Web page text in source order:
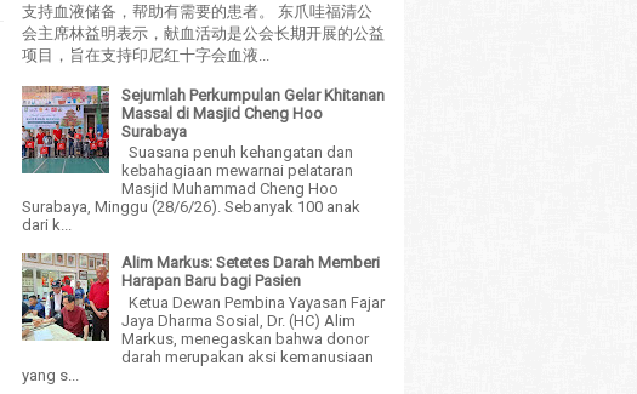
支持血液储备，帮助有需要的患者。 东爪哇福清公
会主席林益明表示，献血活动是公会长期开展的公益
项目，旨在支持印尼红十字会血液...
Sejumlah Perkumpulan Gelar Khitanan
Massal di Masjid Cheng Hoo
Surabaya
Suasana penuh kehangatan dan
kebahagiaan mewarnai pelataran
Masjid Muhammad Cheng Hoo
Surabaya, Minggu (28/6/26). Sebanyak 100 anak
dari k...
Alim Markus: Setetes Darah Memberi
Harapan Baru bagi Pasien
Ketua Dewan Pembina Yayasan Fajar
Jaya Dharma Sosial, Dr. (HC) Alim
Markus, menegaskan bahwa donor
darah merupakan aksi kemanusiaan
yang s...